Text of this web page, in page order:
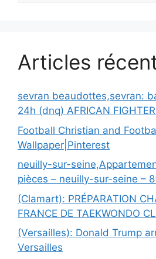
Articles
sevran beaudottes,sevran:
24h (dnq) AFRICAN
Football Christian and
Wallpaper|Pinterest
neuilly-sur-
pièces – neuilly-sur-seine –
(Clamart): PRÉPARATION
FRANCE DE TAEKWONDO
(Versailles): Donald Trump
Versailles